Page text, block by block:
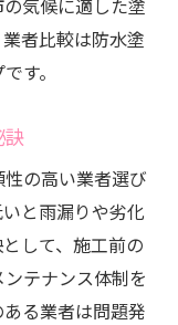
気候に適した塗
者比較は防水塗
す。
訣
の高い業者選び
と雨漏りや劣化
して、施工前の
テナンス体制を
る業者は問題発